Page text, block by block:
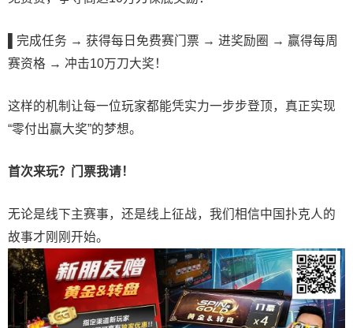
完成任务 → 获得每日免费赛门票 → 进奖励圈 → 赢得每周
赛资格 → 冲击10万刀大奖！
这样的机制让每一位玩家都能凭实力一步步登顶，真正实现
“零付出赢大奖”的梦想。
首次来玩？门票我请！
无论是线下主赛事，还是线上征战，我们相信中国扑克人的
故事才刚刚开始。